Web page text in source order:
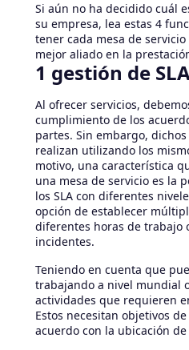
Si aún no ha decidido cuál
su empresa, lea estas 4
tener cada mesa de
mejor aliado en la
1 gestión de
Al ofrecer servicios,
cumplimiento de los
partes. Sin embargo,
realizan utilizando los
motivo, una característica
una mesa de servicio es la
los SLA con diferentes
opción de establecer
diferentes horas de trabajo
incidentes.
Teniendo en cuenta que
trabajando a nivel mundial
actividades que requieren
Estos necesitan objetivos
acuerdo con la ubicación